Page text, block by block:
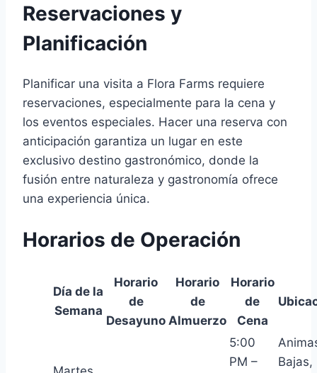
Reservaciones y
Planificación
Planificar una visita a Flora Farms requiere
reservaciones, especialmente para la cena y
los eventos especiales. Hacer una reserva con
anticipación garantiza un lugar en este
exclusivo destino gastronómico, donde la
fusión entre naturaleza y gastronomía ofrece
una experiencia única.
Horarios de Operación
Día de la
Semana
Horario
de
Desayuno
Horario
de
Almuerzo
Horario
de
Cena
5:00
PM –
Bajas,